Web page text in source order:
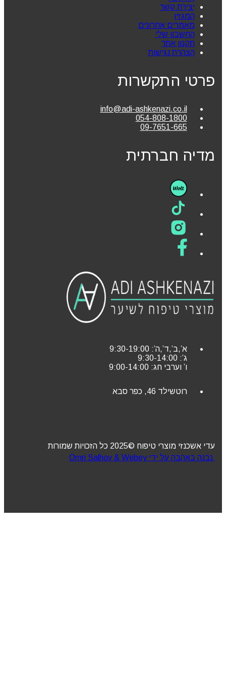
יצירת קשר
המגזין
מאמרים אחרונים
החשבון שלי
תקנון אתר
הצהרת נגישות
פרטי התקשרות
info@adi-ashkenazi.co.il
054-808-1800
09-7651-665
מדיה חברתית
א’,ב’,ד’,ה’: 9:30-19:00
ג’: 9:30-14:00
ו’ וערבי חג: 9:00-14:00
רוטשילד 46, כפר סבא
עדי אשכנזי מוצרי טיפוח ©2025 כל הזכויות שמורות
נבנה באהבה על ידי Omri Salhov & Webey